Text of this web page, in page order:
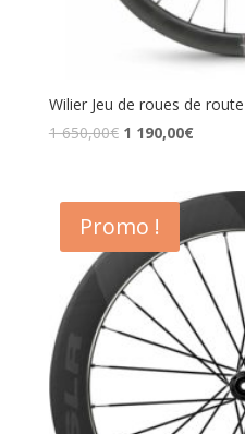
Wilier Jeu de roues de
1 650,00€ 1 190,00€
Promo !